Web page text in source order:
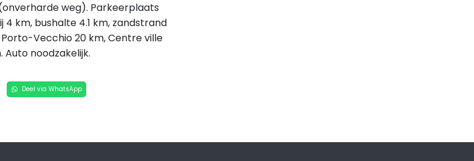
weg). Parkeerplaats
km, bushalte 4.1 km, zandstrand
Vecchio 20 km, Centre ville
Auto noodzakelijk.
Deel via WhatsApp